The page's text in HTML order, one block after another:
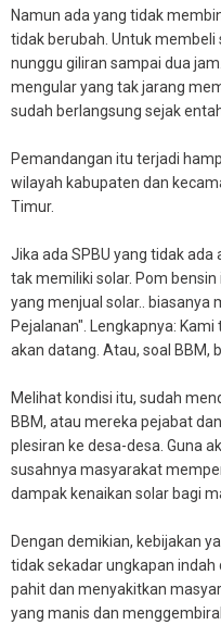
Namun ada yang tidak
tidak berubah. Untuk
nunggu giliran sampai dua
mengular yang tak jarang
sudah berlangsung sejak
Pemandangan itu terjadi
wilayah kabupaten dan
Timur.
Jika ada SPBU yang tidak
tak memiliki solar. Pom
yang menjual solar.. biasanya
Pejalanan". Lengkapnya:
akan datang. Atau, soal BBM,
Melihat kondisi itu, sudah
BBM, atau mereka pejabat
plesiran ke desa-desa. Guna
susahnya masyarakat
dampak kenaikan solar bagi
Dengan demikian, kebijakan
tidak sekadar ungkapan
pahit dan menyakitkan
yang manis dan